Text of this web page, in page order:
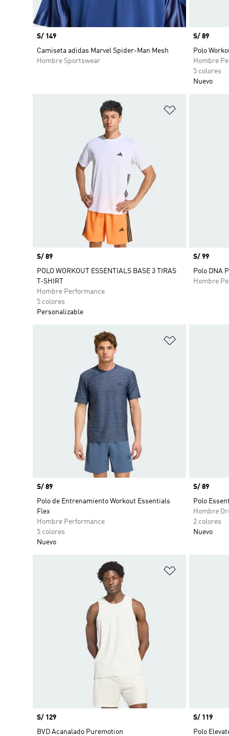
Precio
S/ 149
Camiseta adidas Marvel Spider-Man Mesh
Hombre Sportswear
Precio
S/ 89
Polo
Hombre
5 colores
Nuevo
Añadir a la
Precio
S/ 89
POLO WORKOUT ESSENTIALS BASE 3 TIRAS
T-SHIRT
Hombre Performance
5 colores
Personalizable
Precio
S/ 99
Polo DNA
Hombre
Añadir a la
Precio
S/ 89
Polo de Entrenamiento Workout Essentials
Flex
Hombre Performance
5 colores
Nuevo
Precio
S/ 89
Polo
Hombre
2 colores
Nuevo
Añadir a la
Precio
S/ 129
BVD Acanalado Puremotion
Precio
S/ 119
Polo